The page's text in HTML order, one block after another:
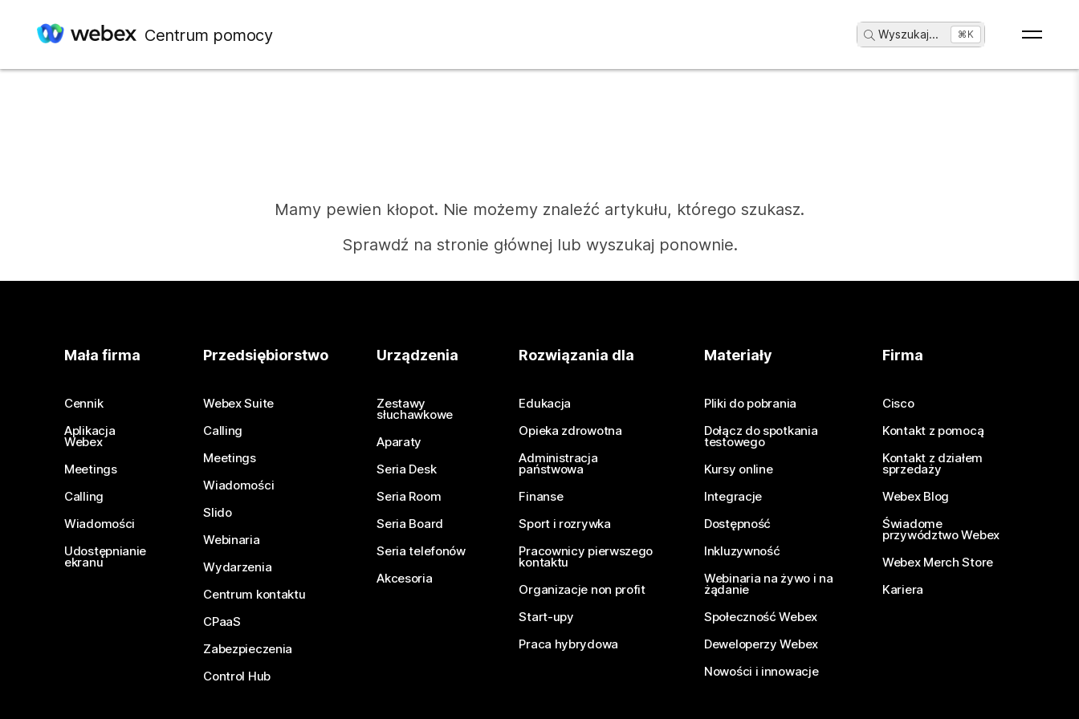
Centrum pomocy Wyszukaj... ⌘K
Mamy pewien kłopot. Nie możemy znaleźć artykułu, którego szukasz.
Sprawdź na stronie głównej lub wyszukaj ponownie.
Potrzebujesz odpowiedzi?
Prześlij pytanie
Mała firma
Cennik
Aplikacja
Webex
Meetings
Calling
Wiadomości
Udostępnianie
ekranu
Przedsiębiorstwo
Webex Suite
Calling
Meetings
Wiadomości
Slido
Webinaria
Wydarzenia
Centrum kontaktu
CPaaS
Zabezpieczenia
Control Hub
Urządzenia
Zestawy
słuchawkowe
Aparaty
Seria Desk
Seria Room
Seria Board
Seria telefonów
Akcesoria
Rozwiązania dla
Edukacja
Opieka zdrowotna
Administracja
państwowa
Finanse
Sport i rozrywka
Pracownicy pierwszego
kontaktu
Organizacje non profit
Start-upy
Praca hybrydowa
Materiały
Pliki do pobrania
Dołącz do spotkania
testowego
Kursy online
Integracje
Dostępność
Inkluzywność
Webinaria na żywo i na
żądanie
Społeczność Webex
Deweloperzy Webex
Nowości i innowacje
Firma
Cisco
Kontakt z pomocą
Kontakt z działem
sprzedaży
Webex Blog
Świadome
przywództwo Webex
Webex Merch Store
Kariera